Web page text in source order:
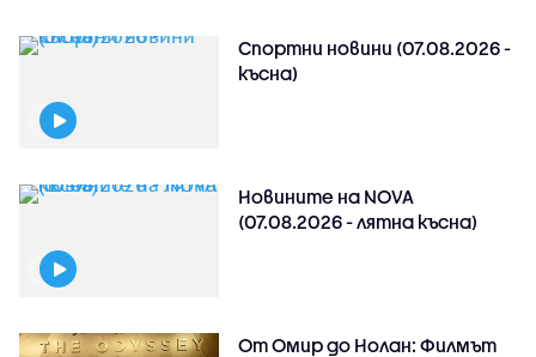
Спортни новини (07.08.2026 -
късна)
Новините на NOVA
(07.08.2026 - лятна късна)
От Омир до Нолан: Филмът